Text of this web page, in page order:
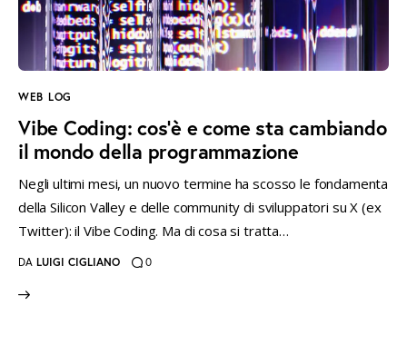
instagramm
threadstwitter-
x
rss
WEB LOG
Vibe Coding: cos’è e come sta cambiando
il mondo della programmazione
Negli ultimi mesi, un nuovo termine ha scosso le fondamenta
della Silicon Valley e delle community di sviluppatori su X (ex
Twitter): il Vibe Coding. Ma di cosa si tratta…
DA LUIGI CIGLIANO 0